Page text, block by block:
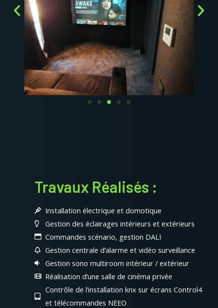
Travaux Réalisés :
Installation électrique et domotique
Gestion des éclairages intérieurs et extérieurs
Commandes scénario, gestion DALI
Gestion centrale d’alarme et vidéo surveillance
Gestion sono multiroom intérieur / extérieur
Réalisation d’une salle de cinéma privée
Contrôle de l’installation knx sur écrans Control4
et télécommandes NEEO